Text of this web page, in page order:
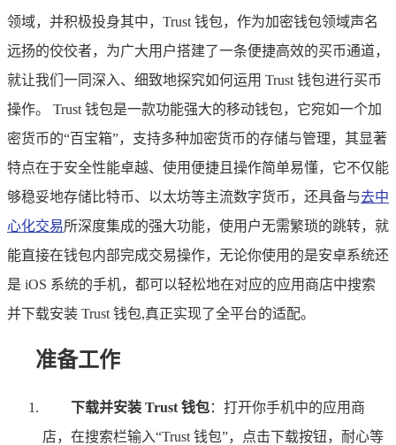
领域，并积极投身其中，Trust 钱包，作为加密钱包领域声名
远扬的佼佼者，为广大用户搭建了一条便捷高效的买币通道，
就让我们一同深入、细致地探究如何运用 Trust 钱包进行买币
操作。 Trust 钱包是一款功能强大的移动钱包，它宛如一个加
密货币的“百宝箱”，支持多种加密货币的存储与管理，其显著
特点在于安全性能卓越、使用便捷且操作简单易懂，它不仅能
够稳妥地存储比特币、以太坊等主流数字货币，还具备与去中
心化交易所深度集成的强大功能，使用户无需繁琐的跳转，就
能直接在钱包内部完成交易操作，无论你使用的是安卓系统还
是 iOS 系统的手机，都可以轻松地在对应的应用商店中搜索
并下载安装 Trust 钱包,真正实现了全平台的适配。
准备工作
下载并安装 Trust 钱包：打开你手机中的应用商
店，在搜索栏输入“Trust 钱包”，点击下载按钮，耐心等